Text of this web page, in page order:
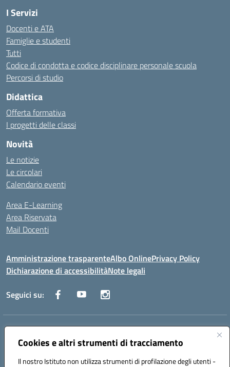
Cookies e altri strumenti di tracciamento
Il nostro Istituto non utilizza strumenti di profilazione degli utenti -
I Servizi
Docenti e ATA
Famiglie e studenti
Tutti
Codice di condotta e codice disciplinare personale scuola
Percorsi di studio
Didattica
Offerta formativa
I progetti delle classi
Novità
Le notizie
Le circolari
Calendario eventi
Area E-Learning
Area Riservata
Mail Docenti
Amministrazione trasparenteAlbo OnlinePrivacy Policy
Dichiarazione di accessibilitàNote legali
Seguici su:
Indirizzo:
Centralino:0885 417864 Email:fgpc180008@istruzione.it